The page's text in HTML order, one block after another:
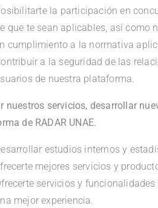
la participación en
que te sean aplicables, así como
cumplimiento a la normativa
a la seguridad de las
de nuestra plataforma.
nuestros servicios, desarrollar
de RADAR UNAE.
estudios internos y
mejores servicios y
servicios y
mejor experiencia.